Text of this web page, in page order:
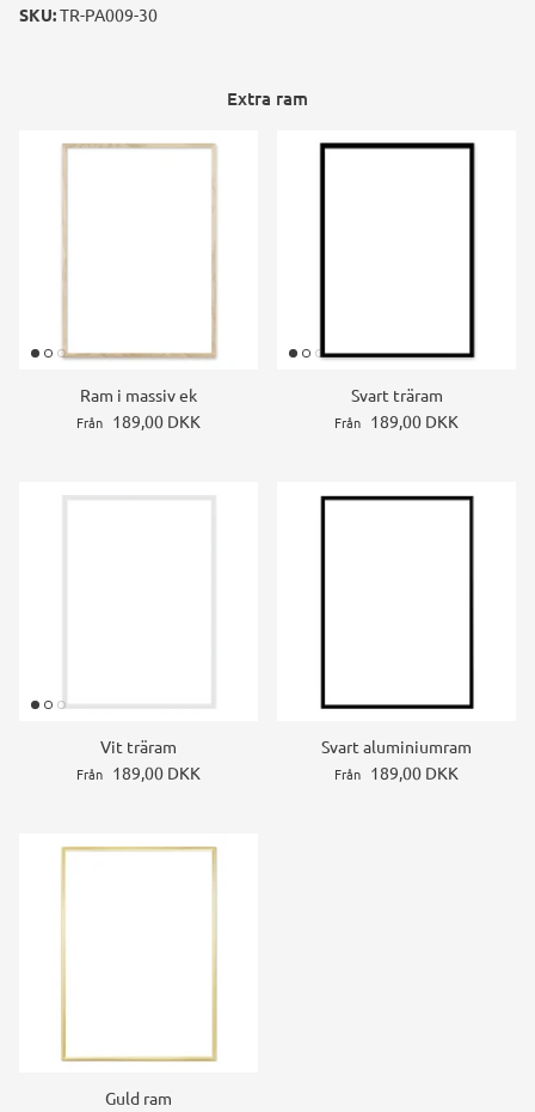
SKU:TR-PA009-30
Extra ram
Ram i massiv ek
Från 189,00 DKK
Svart träram
Från 189,00 DKK
Vit träram
Från 189,00 DKK
Svart aluminiumram
Från 189,00 DKK
Guld ram